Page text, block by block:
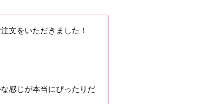
文をいただきました！
感じが本当にぴったりだ